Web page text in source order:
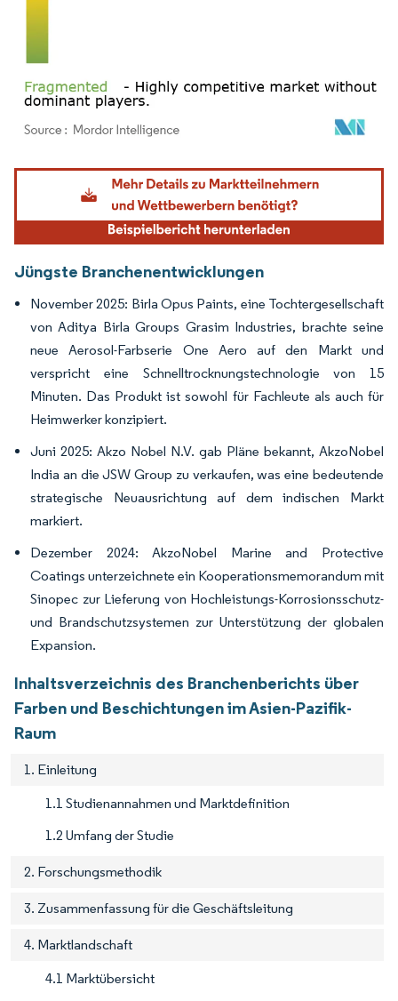
Bild © Mordor Intelligence. Wiederverwendung erfordert Namensnennung gemäß
Jüngste Branchenentwicklungen
November 2025: Birla Opus Paints, eine Tochtergesellschaft
von Aditya Birla Groups Grasim Industries, brachte seine
neue Aerosol-Farbserie One Aero auf den Markt und
verspricht eine Schnelltrocknungstechnologie von 15
Minuten. Das Produkt ist sowohl für Fachleute als auch für
Heimwerker konzipiert.
Juni 2025: Akzo Nobel N.V. gab Pläne bekannt, AkzoNobel
India an die JSW Group zu verkaufen, was eine bedeutende
strategische Neuausrichtung auf dem indischen Markt
markiert.
Dezember 2024: AkzoNobel Marine and Protective
Coatings unterzeichnete ein Kooperationsmemorandum mit
Sinopec zur Lieferung von Hochleistungs-Korrosionsschutz-
und Brandschutzsystemen zur Unterstützung der globalen
Expansion.
Inhaltsverzeichnis des Branchenberichts über
Farben und Beschichtungen im Asien-Pazifik-
Raum
1. Einleitung
1.1 Studienannahmen und Marktdefinition
1.2 Umfang der Studie
2. Forschungsmethodik
3. Zusammenfassung für die Geschäftsleitung
4. Marktlandschaft
4.1 Marktübersicht